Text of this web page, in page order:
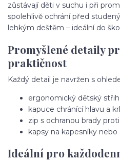
zůstávají děti v suchu i při
spolehlivě ochrání před
lehkým deštěm – ideální do
Promyšlené detaily
praktičnost
Každý detail je navržen s
ergonomický dětský
kapuce chránící hlavu a
zip s ochranou brady
kapsy na kapesníky
Ideální pro